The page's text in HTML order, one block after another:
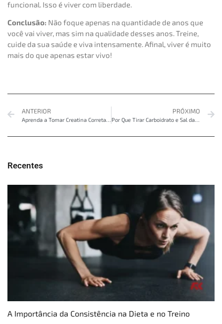
funcional. Isso é viver com liberdade.
Conclusão: Não foque apenas na quantidade de anos que
você vai viver, mas sim na qualidade desses anos. Treine,
cuide da sua saúde e viva intensamente. Afinal, viver é muito
mais do que apenas estar vivo!
ANTERIOR
Aprenda a Tomar Creatina Corretamente e Turbine Seus Resultados no Shape!
PRÓXIMO
Por Que Tirar Carboidrato e Sal da Dieta? Emagrece Mesmo? Vale a Pena?
Recentes
A Importância da Consistência na Dieta e no Treino